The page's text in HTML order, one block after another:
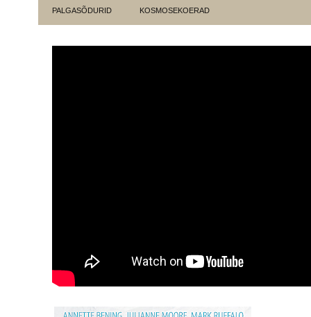
PALGASÕDURID KOSMOSEKOERAD